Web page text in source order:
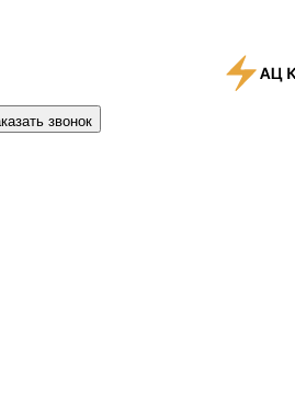
звонок